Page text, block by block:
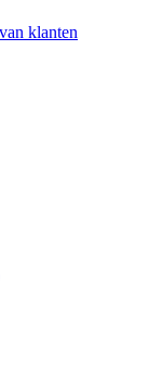
klanten